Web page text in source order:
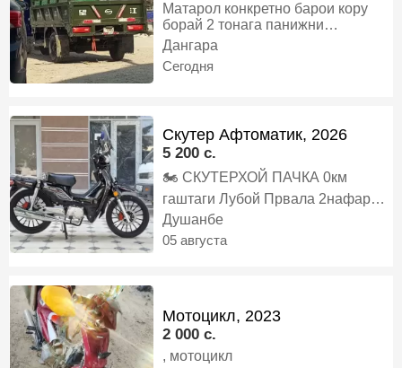
Матарол конкретно барои кору
борай 2 тонага панижни
Павишени мост матор мошин
камлетасияи фул мегири рахмат
меги, персональный транспортер
Дангара
Сегодня
Скутер Афтоматик, 2026
5 200 c.
🏍️ СКУТЕРХОЙ ПАЧКА 0км
гаштаги Лубой Првала 2нафар
Мерояд Запчаст Устошам Хаст 3л
⛽️ Бензин дар 100км Мегарда То
Душанбе
05 августа
Мотоцикл, 2023
2 000 c.
, мотоцикл